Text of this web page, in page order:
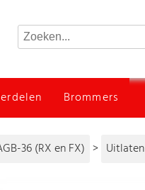
Brommers
36 (RX en FX) > Uitlaten